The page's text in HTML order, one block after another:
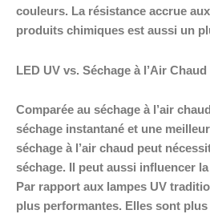
couleurs. La résistance accrue
produits chimiques est aussi un
LED UV vs. Séchage à l’Air
Comparée au séchage à l’air
séchage instantané et une
séchage à l’air chaud peut
séchage. Il peut aussi influencer
Par rapport aux lampes UV
plus performantes. Elles sont